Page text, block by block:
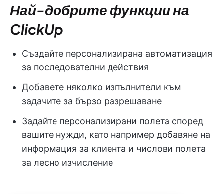
Най-добрите функции на
ClickUp
Създайте персонализирана автоматизация
за последователни действия
Добавете няколко изпълнители към
задачите за бързо разрешаване
Задайте персонализирани полета според
вашите нужди, като например добавяне на
информация за клиента и числови полета
за лесно изчисление